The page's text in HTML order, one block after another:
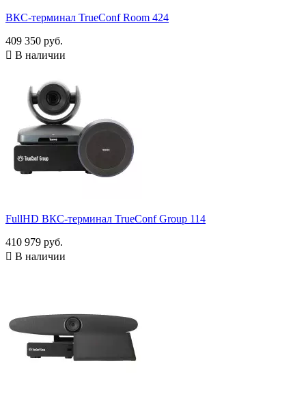
ВКС-терминал TrueConf Room 424
409 350 руб.
 В наличии
FullHD ВКС-терминал TrueConf Group 114
410 979 руб.
 В наличии